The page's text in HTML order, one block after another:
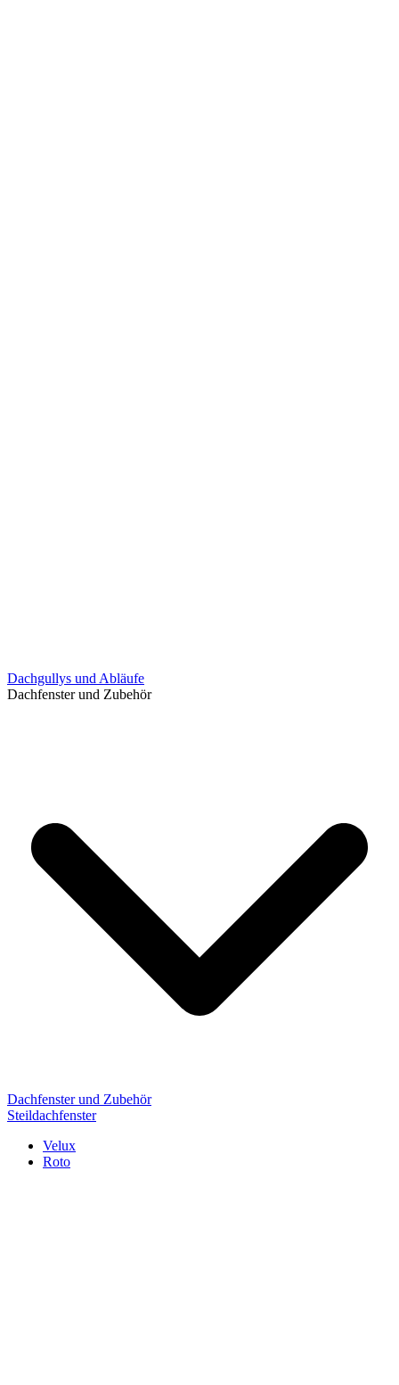
Dachgullys und Abläufe
Dachfenster und Zubehör
Dachfenster und Zubehör
Steildachfenster
Velux
Roto